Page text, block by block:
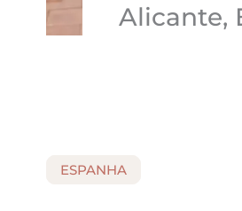
Alicante,
ESPANHA